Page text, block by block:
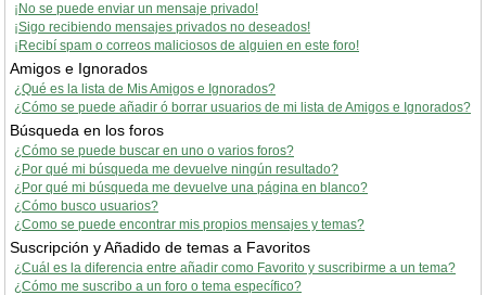
¡No se puede enviar un mensaje privado!
¡Sigo recibiendo mensajes privados no deseados!
¡Recibí spam o correos maliciosos de alguien en este foro!
Amigos e Ignorados
¿Qué es la lista de Mis Amigos e Ignorados?
¿Cómo se puede añadir ó borrar usuarios de mi lista de Amigos e Ignorados?
Búsqueda en los foros
¿Cómo se puede buscar en uno o varios foros?
¿Por qué mi búsqueda me devuelve ningún resultado?
¿Por qué mi búsqueda me devuelve una página en blanco?
¿Cómo busco usuarios?
¿Como se puede encontrar mis propios mensajes y temas?
Suscripción y Añadido de temas a Favoritos
¿Cuál es la diferencia entre añadir como Favorito y suscribirme a un tema?
¿Cómo me suscribo a un foro o tema específico?